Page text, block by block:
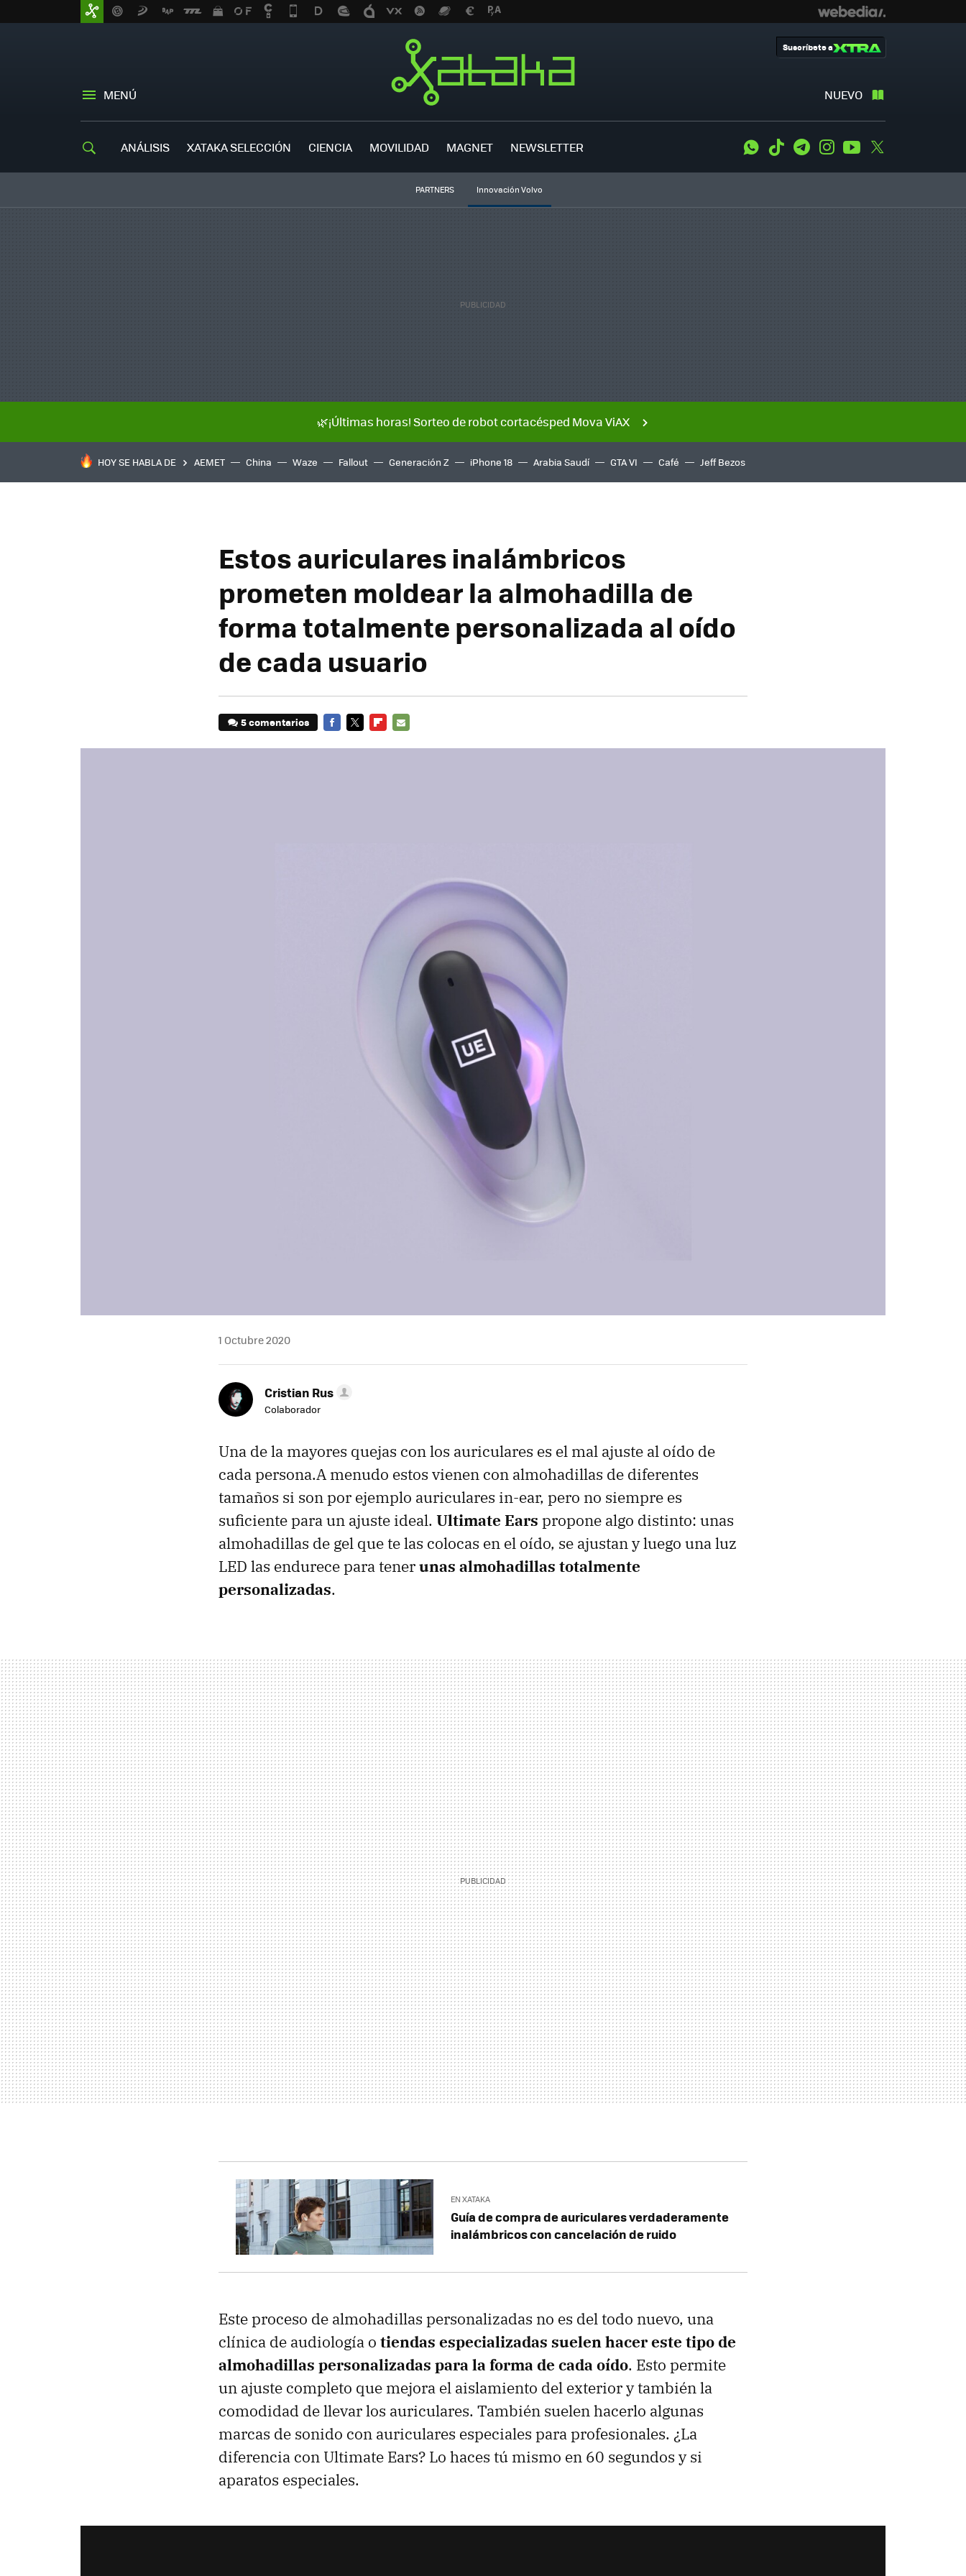
MENÚ NUEVO
Suscríbete a
ANÁLISIS XATAKA SELECCIÓN CIENCIA MOVILIDAD MAGNET NEWSLETTER WhatsApp
Tiktok TelegramInstagramYoutube
PARTNERS Innovación Volvo
🌿¡Últimas horas! Sorteo de robot cortacésped Mova ViAX
HOY SE HABLA DE AEMET China Waze Fallout Generación Z iPhone 18 Arabia Saudí GTA VI Café Jeff Bezos
Estos auriculares inalámbricos
prometen moldear la almohadilla de
forma totalmente personalizada al oído
de cada usuario
5 comentarios
1 Octubre 2020
Cristian Rus
Colaborador
Una de la mayores quejas con los auriculares es el mal ajuste al oído de
cada persona.A menudo estos vienen con almohadillas de diferentes
tamaños si son por ejemplo auriculares in-ear, pero no siempre es
suficiente para un ajuste ideal. Ultimate Ears propone algo distinto: unas
almohadillas de gel que te las colocas en el oído, se ajustan y luego una luz
LED las endurece para tenerunas almohadillas totalmente
personalizadas.
EN XATAKA
Guía de compra de auriculares verdaderamente
inalámbricos con cancelación de ruido
Este proceso de almohadillas personalizadas no es del todo nuevo, una
clínica de audiología o tiendas especializadas suelen hacer este tipo de
almohadillas personalizadas para la forma de cada oído. Esto permite
un ajuste completo que mejora el aislamiento del exterior y también la
comodidad de llevar los auriculares. También suelen hacerlo algunas
marcas de sonido con auriculares especiales para profesionales. ¿La
diferencia con Ultimate Ears? Lo haces tú mismo en 60 segundos y si
aparatos especiales.